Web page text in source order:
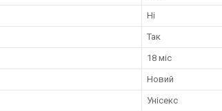
Ні
Так
18 міс
Новий
Унісекс